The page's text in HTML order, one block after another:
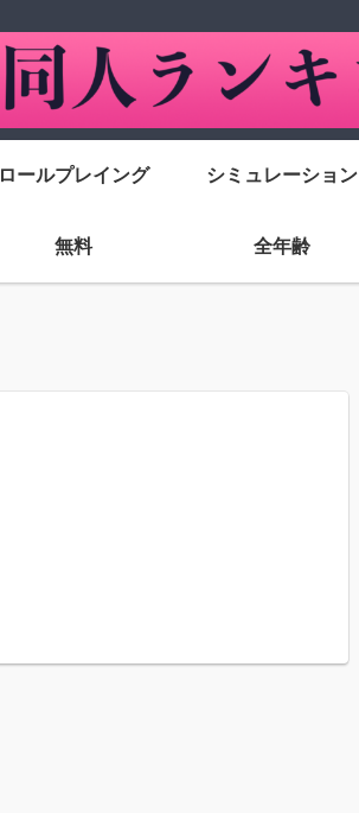
ロールプレイング シミュレーション
無料 全年齢